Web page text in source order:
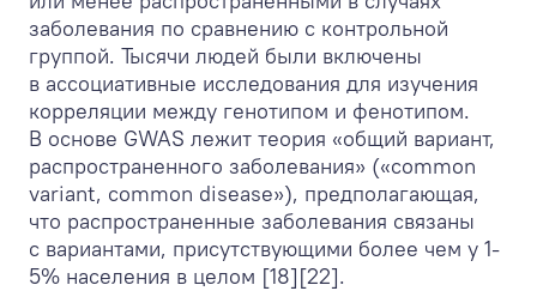
заболевания по сравнению с контрольной
группой. Тысячи людей были включены
в ассоциативные исследования для изучения
корреляции между генотипом и фенотипом.
В основе GWAS лежит теория «общий вариант,
распространенного заболевания» («common
variant, common disease»), предполагающая,
что распространенные заболевания связаны
с вариантами, присутствующими более чем у 1-
5% населения в целом [18][22].